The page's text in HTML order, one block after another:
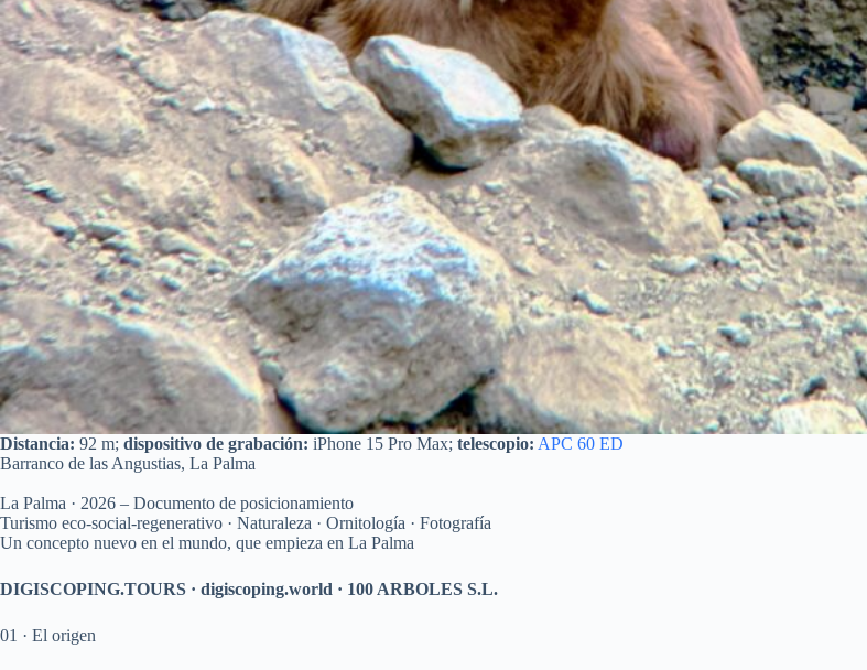
Distancia: 92 m; dispositivo de grabación: iPhone 15 Pro Max; telescopio: APC 60 ED
Barranco de las Angustias, La Palma
La Palma · 2026 – Documento de posicionamiento
Turismo eco-social-regenerativo · Naturaleza · Ornitología · Fotografía
Un concepto nuevo en el mundo, que empieza en La Palma
DIGISCOPING.TOURS · digiscoping.world · 100 ARBOLES S.L.
01 · El origen